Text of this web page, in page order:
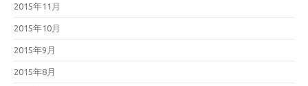
2015年11月
2015年10月
2015年9月
2015年8月